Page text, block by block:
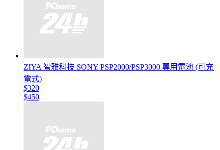
ZIYA 智雅科技 SONY PSP2000/PSP3000 專用電池 (可充
電式)
$320
$450